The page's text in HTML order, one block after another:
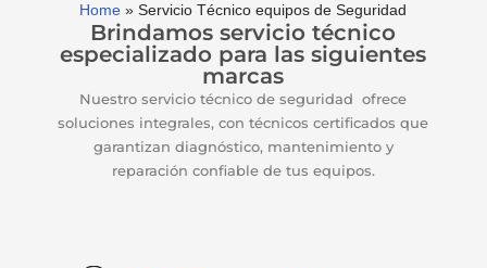
Home »Servicio Técnico equipos de Seguridad
Brindamos servicio técnico
especializado para las siguientes
marcas
Nuestro servicio técnico de seguridad ofrece
soluciones integrales, con técnicos certificados que
garantizan diagnóstico, mantenimiento y
reparación confiable de tus equipos.